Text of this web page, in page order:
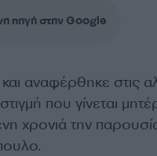
πηγή στην Google
αναφέρθηκε στις
που γίνεται
χρονιά την